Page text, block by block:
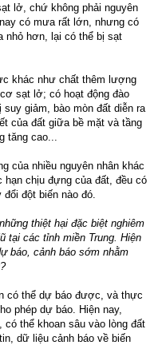
lở, chứ không phải nguyên
có mưa rất lớn, nhưng có
nhỏ hơn, lại có thể bị sạt
khác như chất thêm lượng
sạt lở; có hoạt động đào
giảm, bào mòn đất diễn ra
của đất giữa bề mặt và tầng
cao...
của nhiều nguyên nhân khác
chịu đựng của đất, đều có
đột biến nào đó.
thiệt hại đặc biệt nghiêm
tại các tỉnh miền Trung. Hiện
báo, cảnh báo sớm nhằm
có thể dự báo được, và thực
phép dự báo. Hiện nay,
thể khoan sâu vào lòng đất
dữ liệu cảnh báo về biến